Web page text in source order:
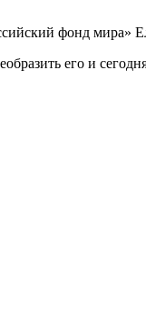
фонд мира»
его и